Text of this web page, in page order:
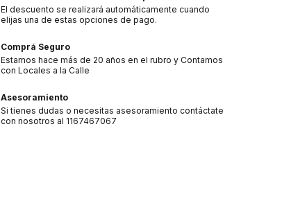
El descuento se realizará automáticamente cuando
elijas una de estas opciones de pago.
Comprá Seguro
Estamos hace más de 20 años en el rubro y Contamos
con Locales a la Calle
Asesoramiento
Si tienes dudas o necesitas asesoramiento contáctate
con nosotros al 1167467067